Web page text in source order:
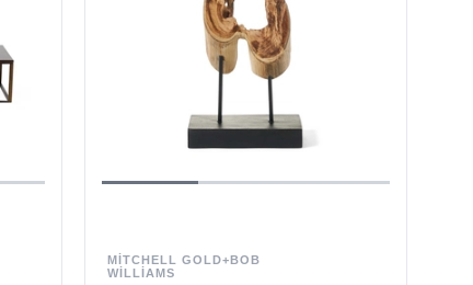
MITCHELL GOLD+BOB
WILLIAMS